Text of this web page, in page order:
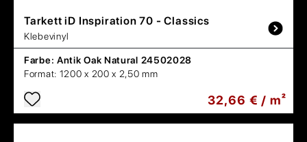
Tarkett iD Inspiration 70 - Classics
Klebevinyl
Farbe: Antik Oak Natural 24502028
Format: 1200 x 200 x 2,50 mm
32,66 € / m²